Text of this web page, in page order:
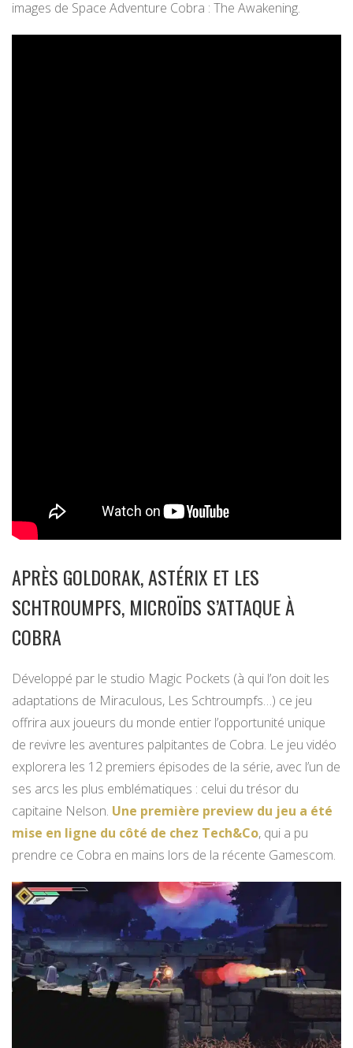
images de Space Adventure Cobra : The Awakening.
APRÈS GOLDORAK, ASTÉRIX ET LES
SCHTROUMPFS, MICROÏDS S’ATTAQUE À
COBRA
Développé par le studio Magic Pockets (à qui l’on doit les
adaptations de Miraculous, Les Schtroumpfs…) ce jeu
offrira aux joueurs du monde entier l’opportunité unique
de revivre les aventures palpitantes de Cobra. Le jeu vidéo
explorera les 12 premiers épisodes de la série, avec l’un de
ses arcs les plus emblématiques : celui du trésor du
capitaine Nelson. Une première preview du jeu a été
mise en ligne du côté de chez Tech&Co, qui a pu
prendre ce Cobra en mains lors de la récente Gamescom.